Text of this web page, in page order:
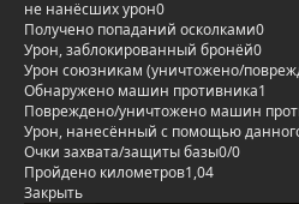
не нанёсших урон0
Получено попаданий осколками0
Урон, заблокированный бронёй0
Урон союзникам (уничтожено/
Обнаружено машин противника1
Повреждено/уничтожено машин
Урон, нанесённый с помощью
Очки захвата/защиты базы0/0
Пройдено километров1,04
Закрыть